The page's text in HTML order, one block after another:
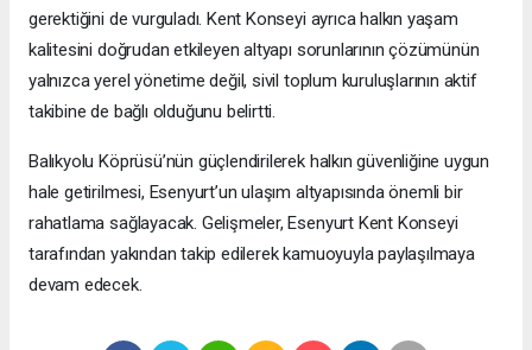
gerektiğini de vurguladı. Kent Konseyi ayrıca halkın yaşam
kalitesini doğrudan etkileyen altyapı sorunlarının çözümünün
yalnızca yerel yönetime değil, sivil toplum kuruluşlarının aktif
takibine de bağlı olduğunu belirtti.
Balıkyolu Köprüsü’nün güçlendirilerek halkın güvenliğine uygun
hale getirilmesi, Esenyurt’un ulaşım altyapısında önemli bir
rahatlama sağlayacak. Gelişmeler, Esenyurt Kent Konseyi
tarafından yakından takip edilerek kamuoyuyla paylaşılmaya
devam edecek.